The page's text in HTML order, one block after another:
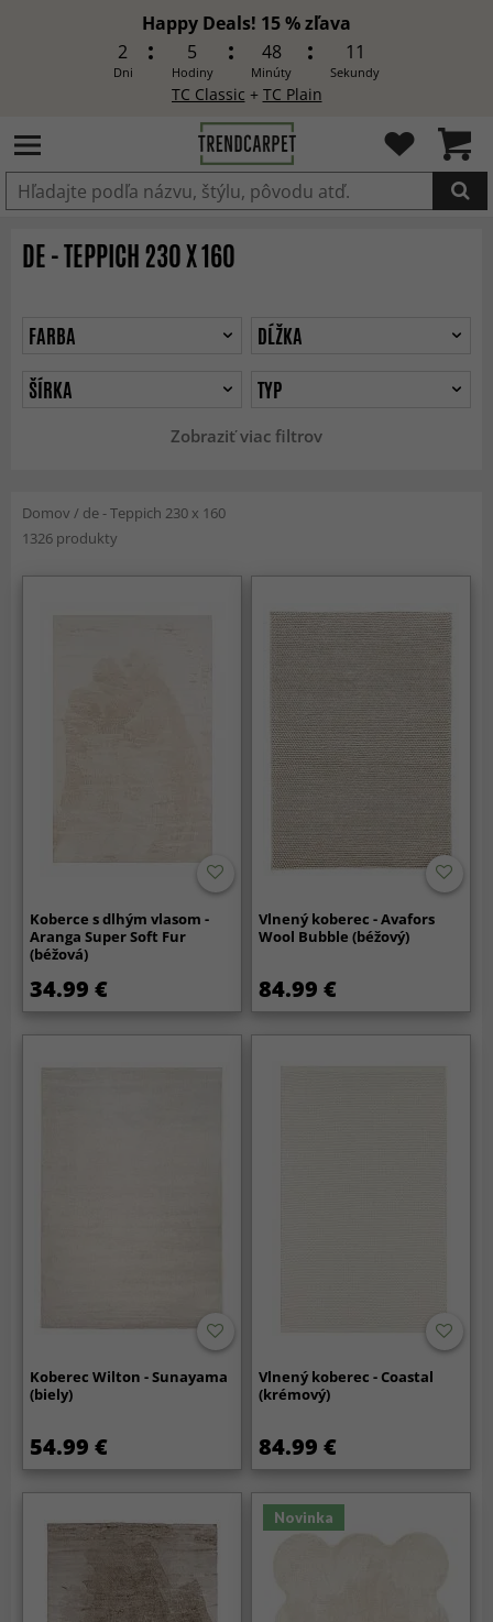
Happy Deals! 15 % zľava
2
Dni
5
Hodiny
48
Minúty
9
Sekundy
TC Classic + TC Plain
Produkt bol pridaný do košíka
DE - TEPPICH 230 X 160
Zobraziť viac filtrov
FARBA
DĹŽKA
ŠÍRKA
TYP
Domov / de - Teppich 230 x 160
1326 produkty
Koberce s dlhým vlasom -
Aranga Super Soft Fur
(béžová)
34.99 €
Vlnený koberec - Avafors
Wool Bubble (béžový)
84.99 €
Koberec Wilton - Sunayama
(biely)
54.99 €
Vlnený koberec - Coastal
(krémový)
84.99 €
Novinka